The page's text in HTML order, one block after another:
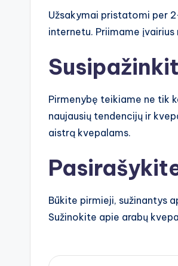
Užsakymai pristatomi per
internetu. Priimame
Pirmenybę teikiame ne tik
naujausių tendencijų ir
aistrą kvepalams.
Būkite pirmieji, sužinantys
Sužinokite apie arabų